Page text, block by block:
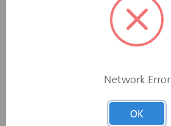
Nee
Network Error
OK